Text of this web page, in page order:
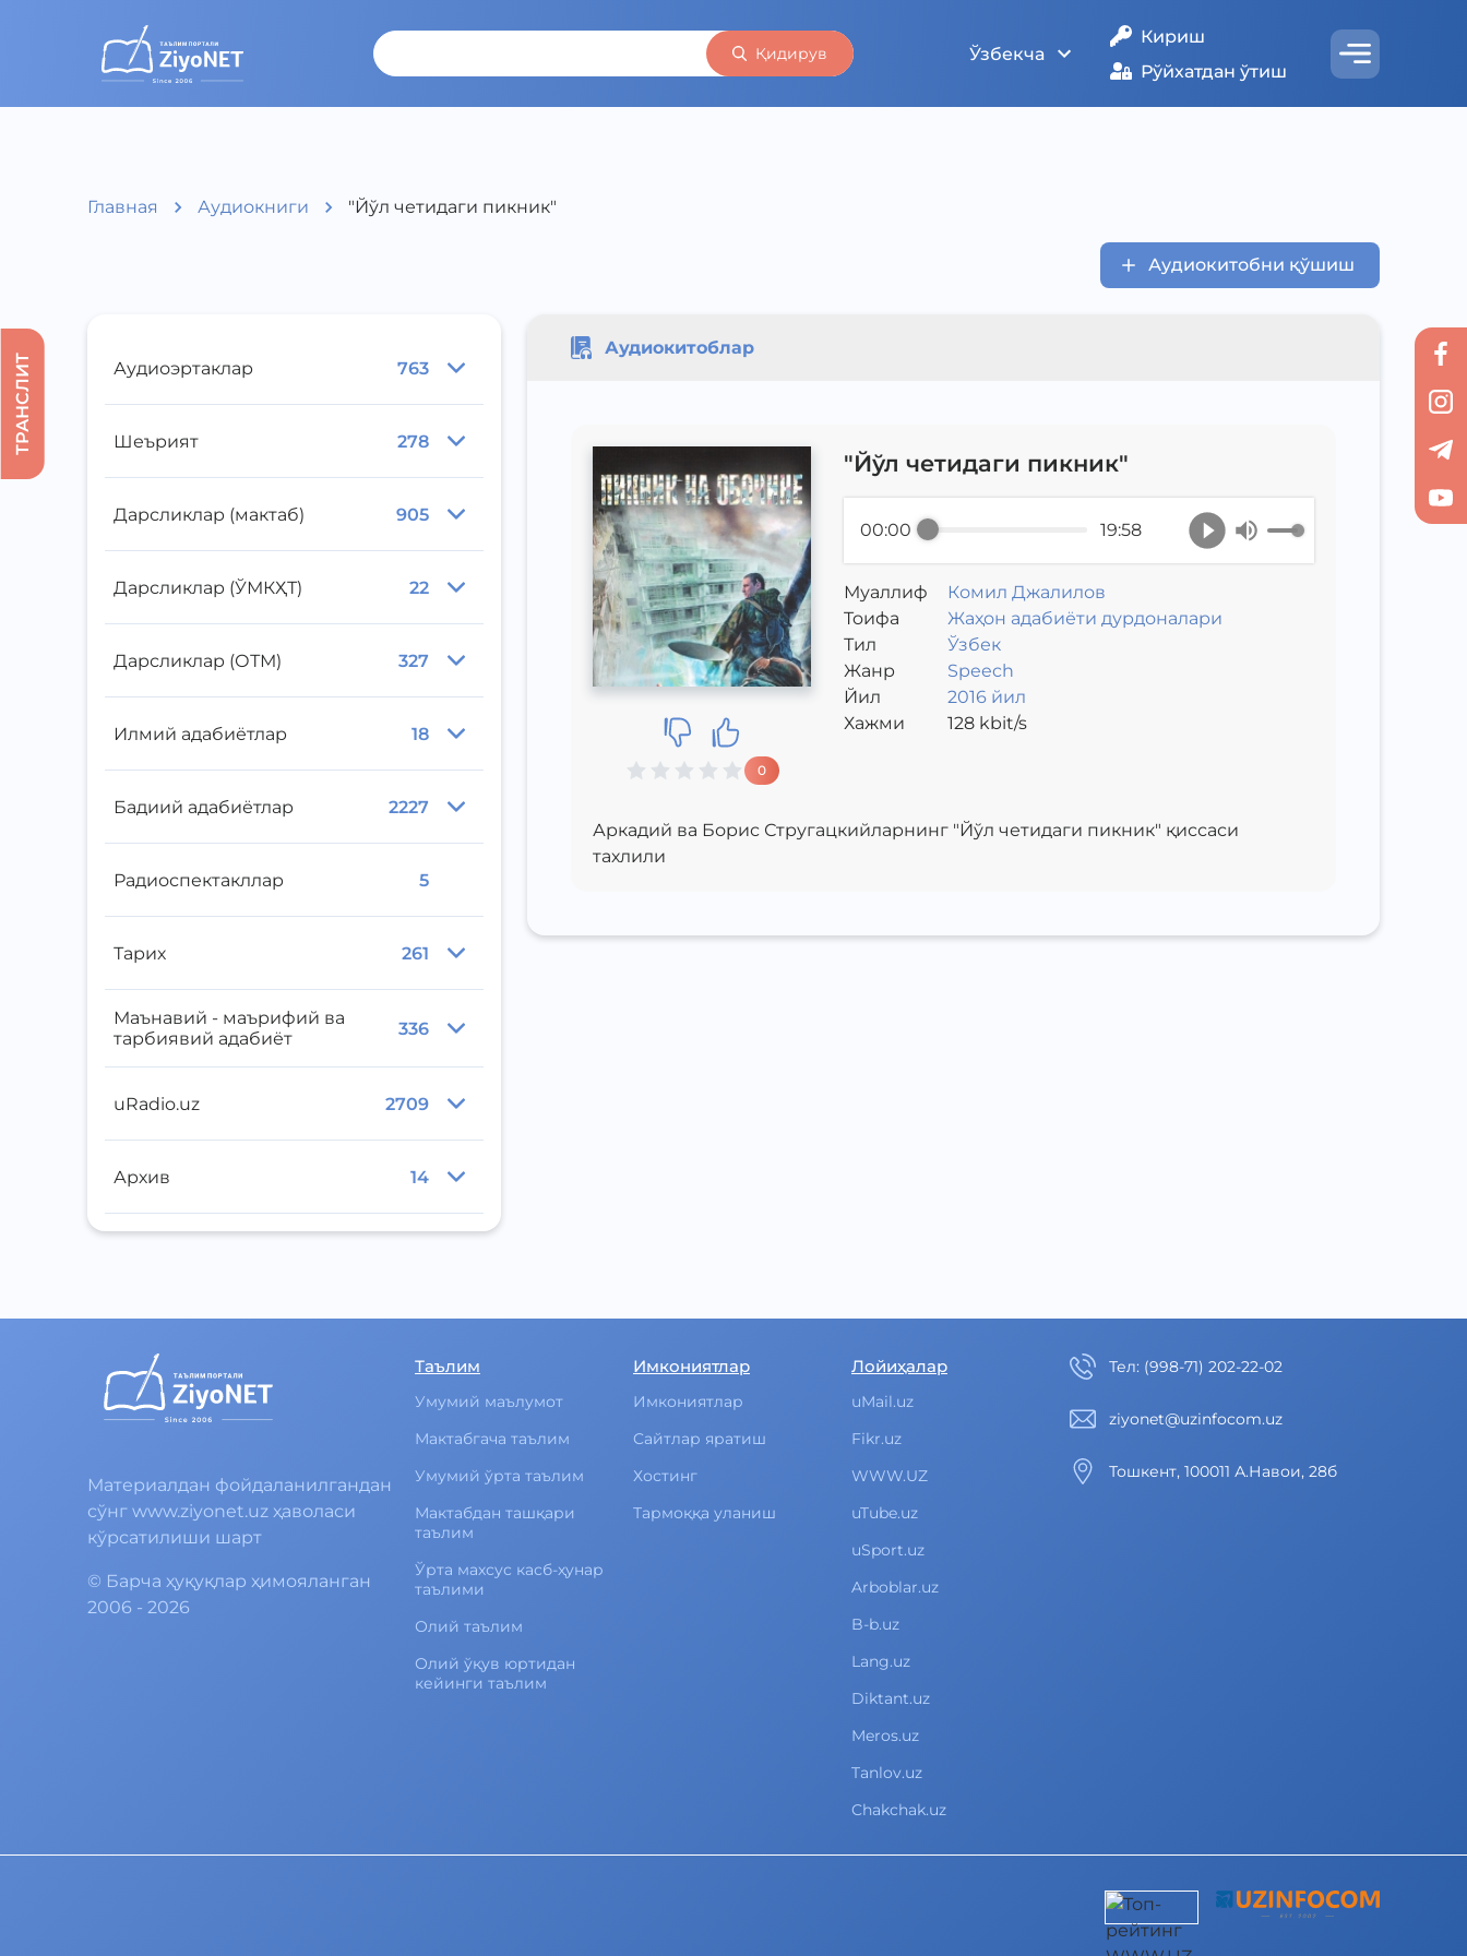
Қидирув Ўзбекча
Кириш
Рўйхатдан ўтиш
Главная Аудиокниги "Йўл четидаги пикник"
Аудиокитобни қўшиш
Аудиоэртаклар 763
Шеърият 278
Дарсликлар (мактаб) 905
Дарсликлар (ЎМКҲТ) 22
Дарсликлар (ОТМ) 327
Илмий адабиётлар 18
Бадиий адабиётлар 2227
Радиоспектакллар 5
Тарих 261
Маънавий - маърифий ва
тарбиявий адабиёт
336
uRadio.uz 2709
Архив 14
Аудиокитоблар
0
"Йўл четидаги пикник"
00:00 19:58
Муаллиф
Комил Джалилов
Toифа
Жаҳон адабиёти дурдоналари
Тил
Ўзбек
Жанр
Speech
Йил
2016 йил
Хажми
128kbit/s
Аркадий ва Борис Стругацкийларнинг "Йўл четидаги пикник" қиссаси
тахлили
ТРАНСЛИТ
Материалдан фойдаланилгандан
сўнг www.ziyonet.uz ҳаволаси
кўрсатилиши шарт
© Барча ҳуқуқлар ҳимояланган
2006 - 2026
Таълим
Умумий маълумот
Мактабгача таълим
Умумий ўрта таълим
Мактабдан ташқари
таълим
Ўрта махсус касб-ҳунар
таълими
Олий таълим
Олий ўқув юртидан
кейинги таълим
Имкониятлар
Имкониятлар
Cайтлар яратиш
Хостинг
Тармоққа уланиш
Лойиҳалар
uMail.uz
Fikr.uz
WWW.UZ
uTube.uz
uSport.uz
Arboblar.uz
B-b.uz
Lang.uz
Diktant.uz
Meros.uz
Tanlov.uz
Chakchak.uz
Тел: (998-71) 202-22-02
ziyonet@uzinfocom.uz
Тошкент, 100011 А.Навои, 28б